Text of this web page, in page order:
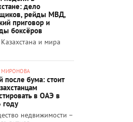
дело
рейды МВД,
приговор и
боксёров
и мира
МИРОНОВА
после бума: стоит
в ОАЭ в
недвижимости –